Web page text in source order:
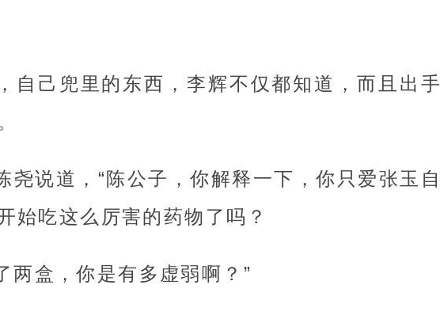
自己兜里的东西，李辉不仅都知道，而且出手
尧说道，“陈公子，你解释一下，你只爱张玉自
始吃这么厉害的药物了吗？
两盒，你是有多虚弱啊？”